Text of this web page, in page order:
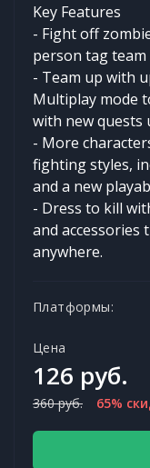
Key Features
- Fight off
person tag team
- Team up with
Multiplay mode
with new quests
- More
fighting styles,
and a new
- Dress to kill
and accessories
anywhere.
Платформы:
Цена
126 руб.
360 руб. 65%